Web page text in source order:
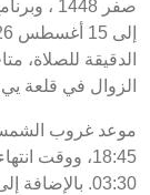
الدقيقة للصلاة،
الزوال في قلعة يي
موعد غروب الشمس
18:45، ووقت
03:30.